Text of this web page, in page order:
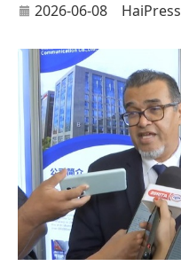
2026-06-08 HaiPress